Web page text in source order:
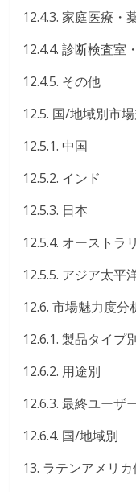
12.4.3. 家庭医療・
12.4.4. 診断検査室
12.4.5. その他
12.5. 国/地域別市
12.5.1. 中国
12.5.2. インド
12.5.3. 日本
12.5.4. オーストラ
12.5.5. アジア太平
12.6. 市場魅力度分
12.6.1. 製品タイプ
12.6.2. 用途別
12.6.3. 最終ユーザ
12.6.4. 国/地域別
13. ラテンアメリ